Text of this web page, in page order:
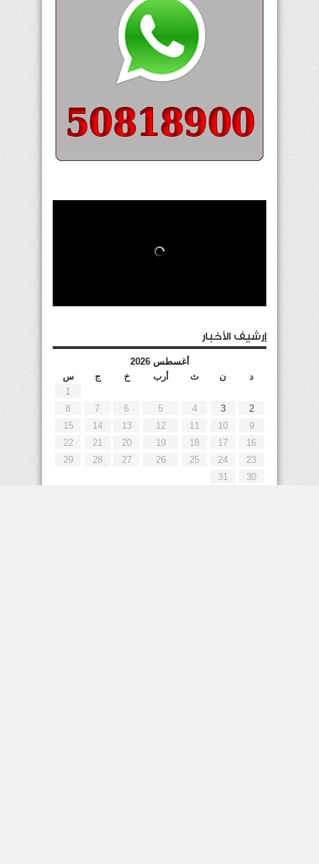
إرشيف الأخبار
أغسطس 2026
د
ن ث أرب خ ج
س
1
2
3
4
5
6
7
8
9
10
11
12
13
14
15
16
17
18
19
20
21
22
23
24
25
26
27
28
29
30
31